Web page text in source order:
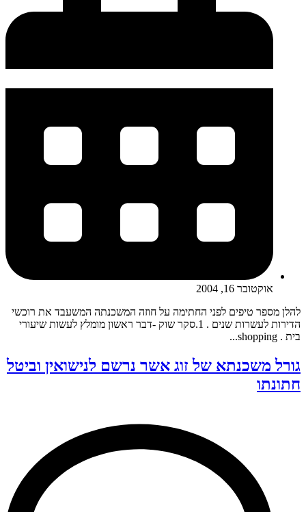
אוקטובר 16, 2004
להלן מספר טיפים לפני החתימה על חוזה המשכנתה המשעבד את רוכשי
הדירות לעשרות שנים . 1.סקר שוק -דבר ראשון מומלץ לעשות שיעורי
בית . shopping...
גורל משכנתא של זוג אשר נרשם לנישואין וביטל
חתונתו